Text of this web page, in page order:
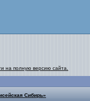
на полную версию сайта.
Сибирь»